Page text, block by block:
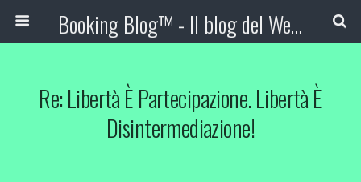
Booking Blog™ - Il blog del Web Marketing Turistico
Re: Libertà È Partecipazione. Libertà È
Disintermediazione!